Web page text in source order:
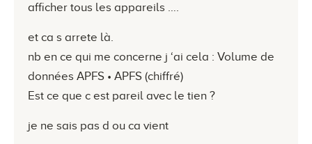
afficher tous les appareils ….
et ca s arrete là.
nb en ce qui me concerne j ‘ai cela : Volume de
données APFS • APFS (chiffré)
Est ce que c est pareil avec le tien ?
je ne sais pas d ou ca vient